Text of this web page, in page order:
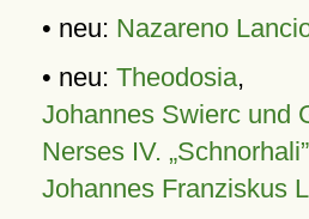
• neu: Nazareno
• neu: Theodosia,
Johannes Swierc und
Nerses IV. „Schnorhali”
Johannes Franziskus